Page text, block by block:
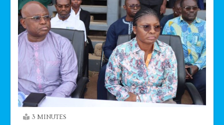
3 MINUTES